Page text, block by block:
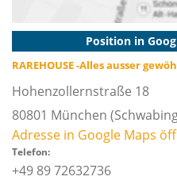
Position in
RAREHOUSE -Alles ausser
Hohenzollernstraße 18
80801 München
Adresse in Google Maps
Telefon:
+49 89 72632736